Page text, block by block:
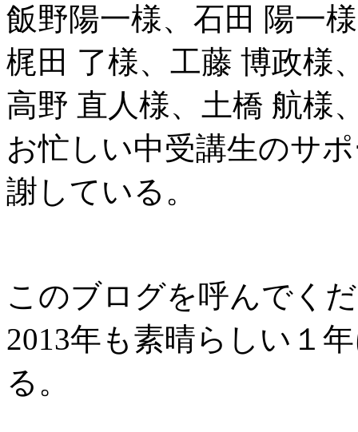
飯野陽一様、石田 陽一
梶田 了様、工藤 博政様
高野 直人様、土橋 航様
お忙しい中受講生のサ
謝している。
このブログを呼んでく
2013年も素晴らしい１
る。